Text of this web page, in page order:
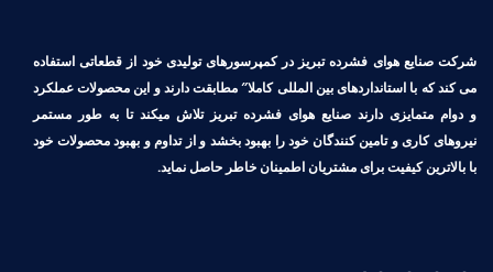
شرکت صنایع هوای فشرده تبریز در کمپرسورهای تولیدی خود از قطعاتی استفاده
می کند که با استانداردهای بین المللی کاملا″ مطابقت دارند و این محصولات عملکرد
و دوام متمایزی دارند صنایع هوای فشرده تبریز تلاش میکند تا به طور مستمر
نیروهای کاری و تامین کنندگان خود را بهبود بخشد و از تداوم و بهبود محصولات خود
با بالاترین کیفیت برای مشتریان اطمینان خاطر حاصل نماید.